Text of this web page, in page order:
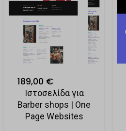
189,00 €
Ιστοσελίδα για
Barber shops | One
Page Websites